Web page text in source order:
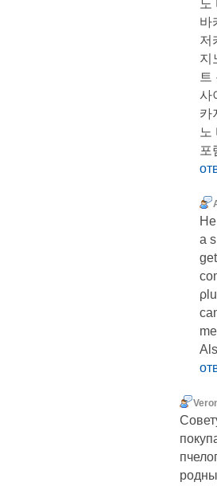
노
바
저
지
트
사
카
노
포
a